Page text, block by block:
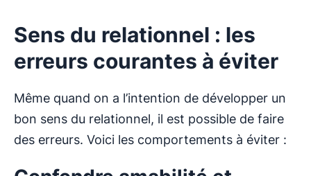
Sens du relationnel : les
erreurs courantes à éviter
Même quand on a l’intention de développer un
bon sens du relationnel, il est possible de faire
des erreurs. Voici les comportements à éviter :